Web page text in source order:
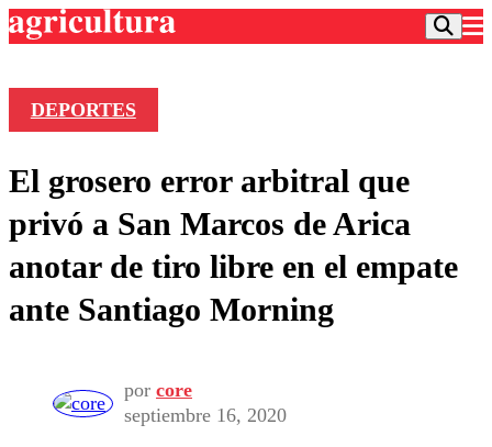
Frecuencias
Agricultura TV
Deportes
Colo Colo
Motor
Torneo Internacional
Torneo Nacional
Entretención
Noticias
Internacional
Nacional
Vida Social
Programas
Comercial
DEPORTES
El grosero error arbitral que
privó a San Marcos de Arica
anotar de tiro libre en el empate
ante Santiago Morning
por core
septiembre 16, 2020